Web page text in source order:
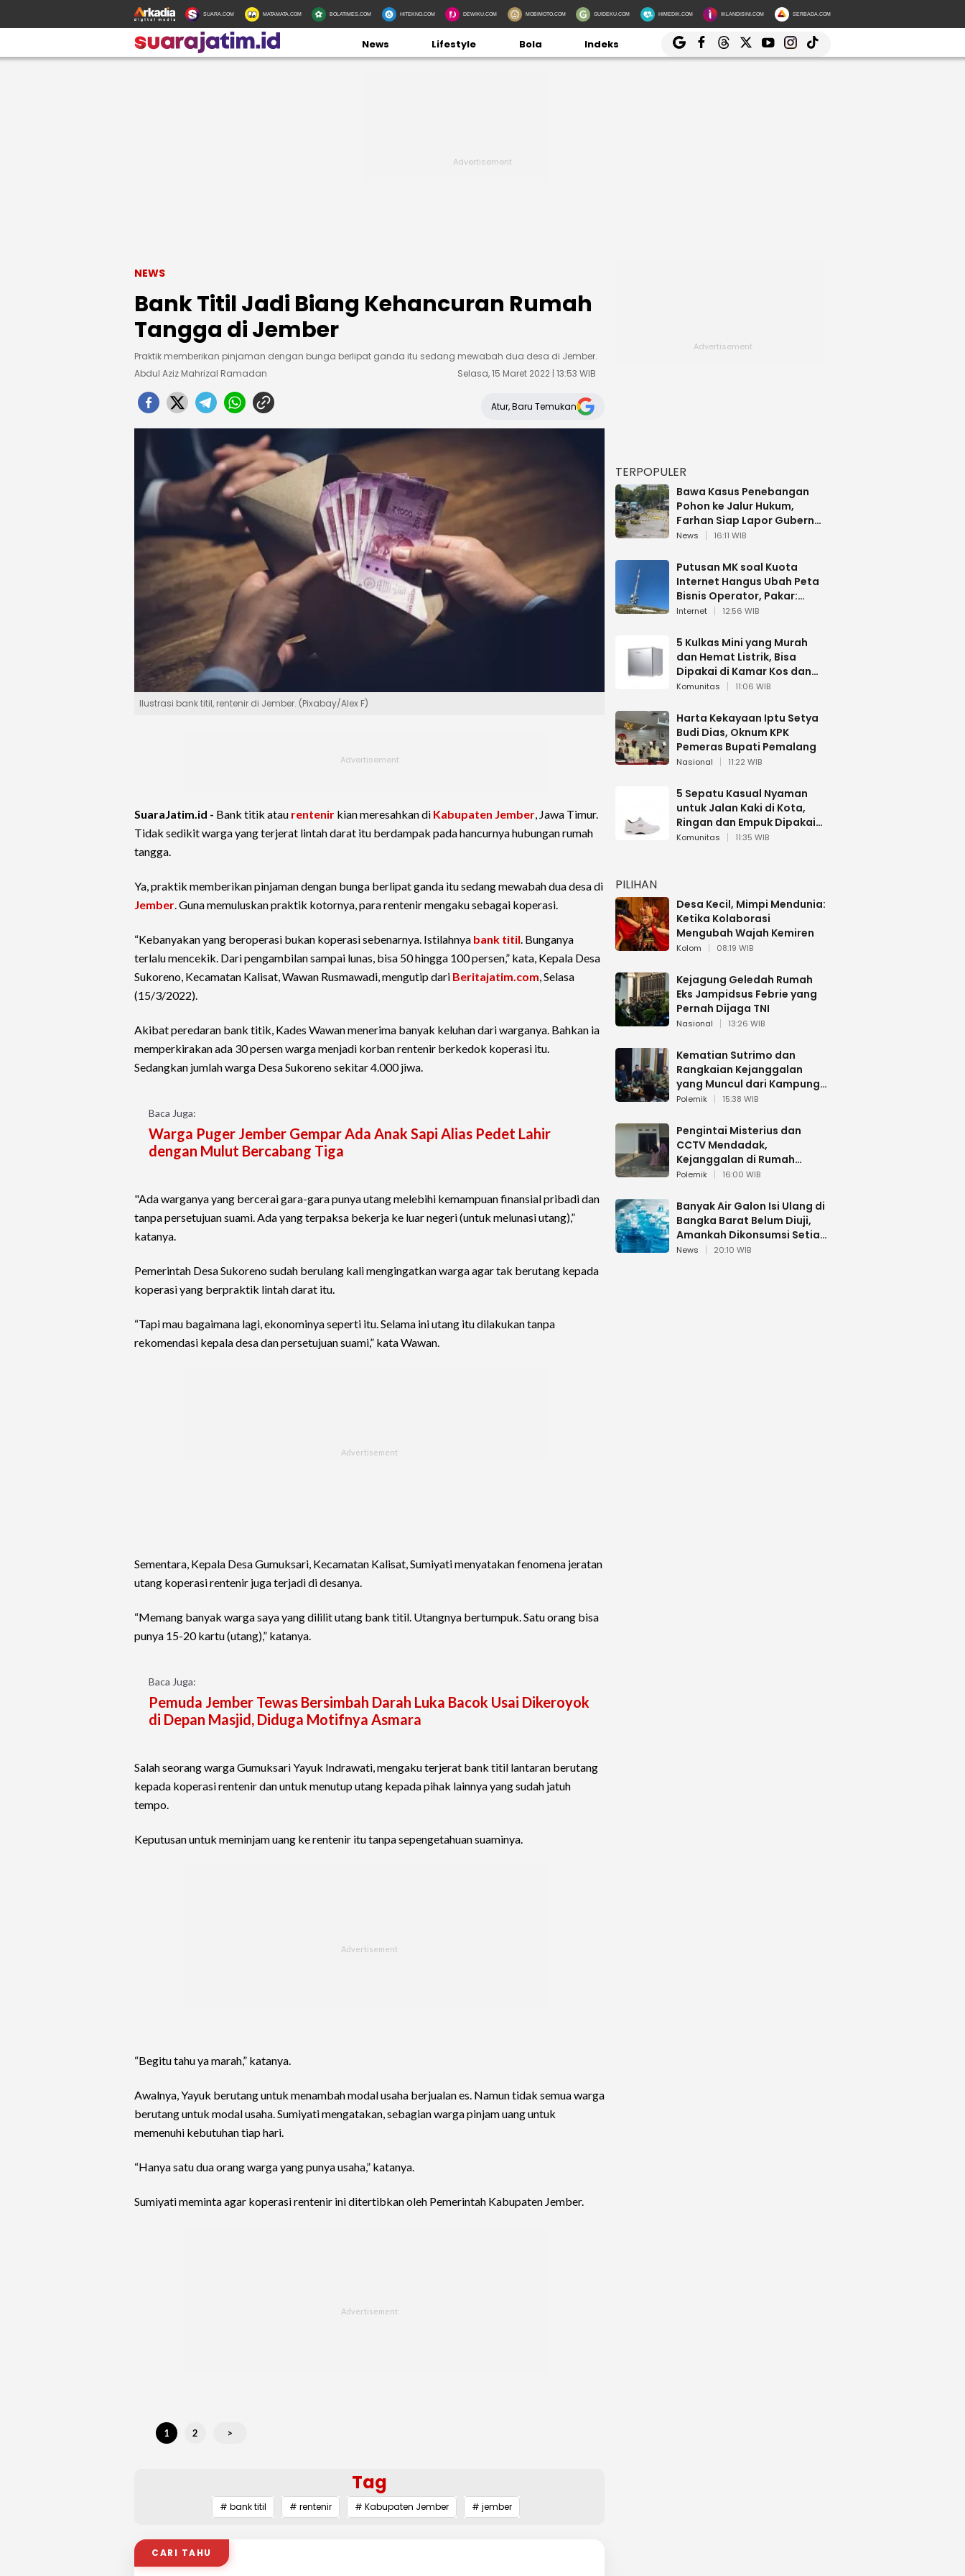
SUARA.COM MATAMATA.COM BOLATIMES.COM HITEKNO.COM DEWIKU.COM MOBIMOTO.COM GUIDEKU.COM HIMEDIK.COM IKLANDISINI.COM SERBADA.COM
News Lifestyle Bola Indeks
NEWS
Bank Titil Jadi Biang Kehancuran Rumah
Tangga di Jember
Praktik memberikan pinjaman dengan bunga berlipat ganda itu sedang mewabah dua desa di Jember.
Abdul Aziz Mahrizal Ramadan
Selasa, 15 Maret 2022 | 13:53 WIB
Atur, Baru Temukan
Ilustrasi bank titil, rentenir di Jember. (Pixabay/Alex F)
SuaraJatim.id - Bank titik atau rentenir kian meresahkan di Kabupaten Jember, Jawa Timur.
Tidak sedikit warga yang terjerat lintah darat itu berdampak pada hancurnya hubungan rumah
tangga.
Ya, praktik memberikan pinjaman dengan bunga berlipat ganda itu sedang mewabah dua desa di
Jember. Guna memuluskan praktik kotornya, para rentenir mengaku sebagai koperasi.
“Kebanyakan yang beroperasi bukan koperasi sebenarnya. Istilahnya bank titil. Bunganya
terlalu mencekik. Dari pengambilan sampai lunas, bisa 50 hingga 100 persen,” kata, Kepala Desa
Sukoreno, Kecamatan Kalisat, Wawan Rusmawadi, mengutip dari Beritajatim.com, Selasa
(15/3/2022).
Akibat peredaran bank titik, Kades Wawan menerima banyak keluhan dari warganya. Bahkan ia
memperkirakan ada 30 persen warga menjadi korban rentenir berkedok koperasi itu.
Sedangkan jumlah warga Desa Sukoreno sekitar 4.000 jiwa.
Baca Juga:
Warga Puger Jember Gempar Ada Anak Sapi Alias Pedet Lahir
dengan Mulut Bercabang Tiga
"Ada warganya yang bercerai gara-gara punya utang melebihi kemampuan finansial pribadi dan
tanpa persetujuan suami. Ada yang terpaksa bekerja ke luar negeri (untuk melunasi utang),”
katanya.
Pemerintah Desa Sukoreno sudah berulang kali mengingatkan warga agar tak berutang kepada
koperasi yang berpraktik lintah darat itu.
“Tapi mau bagaimana lagi, ekonominya seperti itu. Selama ini utang itu dilakukan tanpa
rekomendasi kepala desa dan persetujuan suami,” kata Wawan.
Sementara, Kepala Desa Gumuksari, Kecamatan Kalisat, Sumiyati menyatakan fenomena jeratan
utang koperasi rentenir juga terjadi di desanya.
“Memang banyak warga saya yang dililit utang bank titil. Utangnya bertumpuk. Satu orang bisa
punya 15-20 kartu (utang),” katanya.
Baca Juga:
Pemuda Jember Tewas Bersimbah Darah Luka Bacok Usai Dikeroyok
di Depan Masjid, Diduga Motifnya Asmara
Salah seorang warga Gumuksari Yayuk Indrawati, mengaku terjerat bank titil lantaran berutang
kepada koperasi rentenir dan untuk menutup utang kepada pihak lainnya yang sudah jatuh
tempo.
Keputusan untuk meminjam uang ke rentenir itu tanpa sepengetahuan suaminya.
“Begitu tahu ya marah,” katanya.
Awalnya, Yayuk berutang untuk menambah modal usaha berjualan es. Namun tidak semua warga
berutang untuk modal usaha. Sumiyati mengatakan, sebagian warga pinjam uang untuk
memenuhi kebutuhan tiap hari.
“Hanya satu dua orang warga yang punya usaha,” katanya.
Sumiyati meminta agar koperasi rentenir ini ditertibkan oleh Pemerintah Kabupaten Jember.
1 2 >
Tag
# bank titil # rentenir # Kabupaten Jember # jember
CARI TAHU
TERPOPULER
Bawa Kasus Penebangan
Pohon ke Jalur Hukum,
Farhan Siap Lapor Gubernur
Jabar dan KLH
News 16:11 WIB
Putusan MK soal Kuota
Internet Hangus Ubah Peta
Bisnis Operator, Pakar:
Paket Data Bakal Berubah
Internet 12:56 WIB
5 Kulkas Mini yang Murah
dan Hemat Listrik, Bisa
Dipakai di Kamar Kos dan
Mobil
Komunitas 11:06 WIB
Harta Kekayaan Iptu Setya
Budi Dias, Oknum KPK
Pemeras Bupati Pemalang
Nasional 11:22 WIB
5 Sepatu Kasual Nyaman
untuk Jalan Kaki di Kota,
Ringan dan Empuk Dipakai
Seharian
Komunitas 11:35 WIB
PILIHAN
Desa Kecil, Mimpi Mendunia:
Ketika Kolaborasi
Mengubah Wajah Kemiren
Kolom 08:19 WIB
Kejagung Geledah Rumah
Eks Jampidsus Febrie yang
Pernah Dijaga TNI
Nasional 13:26 WIB
Kematian Sutrimo dan
Rangkaian Kejanggalan
yang Muncul dari Kampung
Halaman
Polemik 15:38 WIB
Pengintai Misterius dan
CCTV Mendadak,
Kejanggalan di Rumah
Sutrimo
Polemik 16:00 WIB
Banyak Air Galon Isi Ulang di
Bangka Barat Belum Diuji,
Amankah Dikonsumsi Setiap
Hari?
News 20:10 WIB